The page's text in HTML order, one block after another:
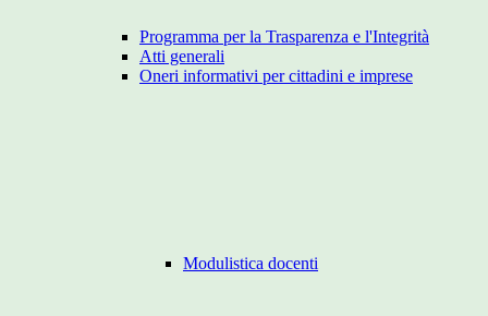
Programma per la Trasparenza e l'Integrità
Atti generali
Oneri informativi per cittadini e imprese
Modulistica docenti